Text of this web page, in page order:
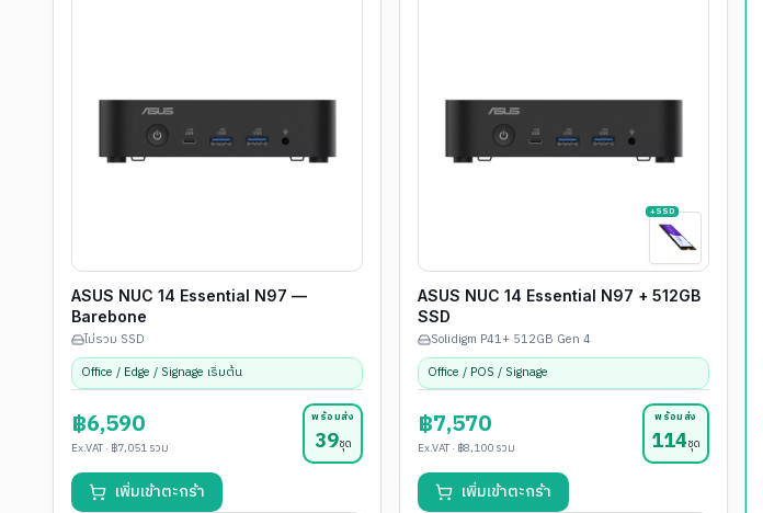
ASUS NUC 14 Essential N97 —
Barebone
ไม่รวม SSD
Office / Edge / Signage เริ่มต้น
฿6,590
Ex.VAT · ฿7,051รวม
พร้อมส่ง
39ชุด
เพิ่มเข้าตะกร้า
+SSD
ASUS NUC 14 Essential N97 + 512GB
SSD
Solidigm P41+ 512GB Gen 4
Office / POS / Signage
฿7,570
Ex.VAT · ฿8,100รวม
พร้อมส่ง
114ชุด
เพิ่มเข้าตะกร้า